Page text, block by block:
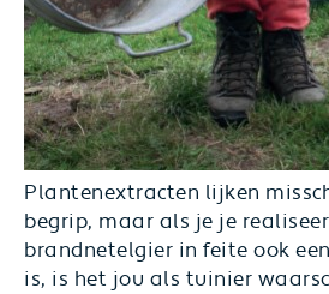
Plantenextracten lijken
begrip, maar als je je
brandnetelgier in feite ook
is, is het jou als tuinier